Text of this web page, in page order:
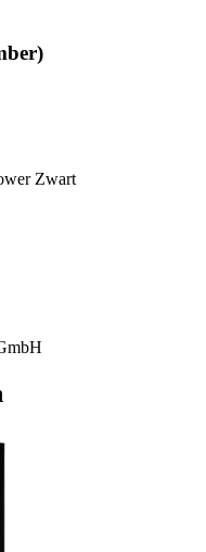
Zwart